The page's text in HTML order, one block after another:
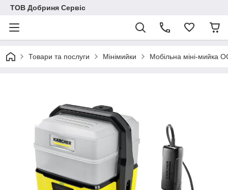
ТОВ Добриня Сервіс
Товари та послуги Мінімийки Мобільна міні-мийка